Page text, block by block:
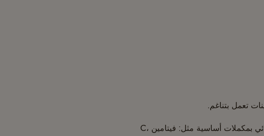
تعمل بتناغم.
تناول أطعمة متنوعة وغنية بالمغذيات — “تناول ألوان قوس قزح” — وادعم نظامك الغذائي بمكملات أساسية مثل: فيتامين C،